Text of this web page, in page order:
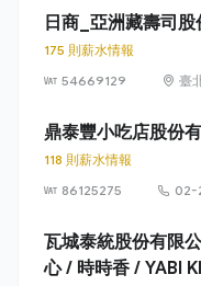
日商_亞洲藏壽司股
175 則薪水情報
54669129
臺
鼎泰豐小吃店股份
118 則薪水情報
86125275
02-
瓦城泰統股份有限
心 / 時時香 / YABI